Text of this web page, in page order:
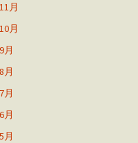
月
月
月
月
月
月
月